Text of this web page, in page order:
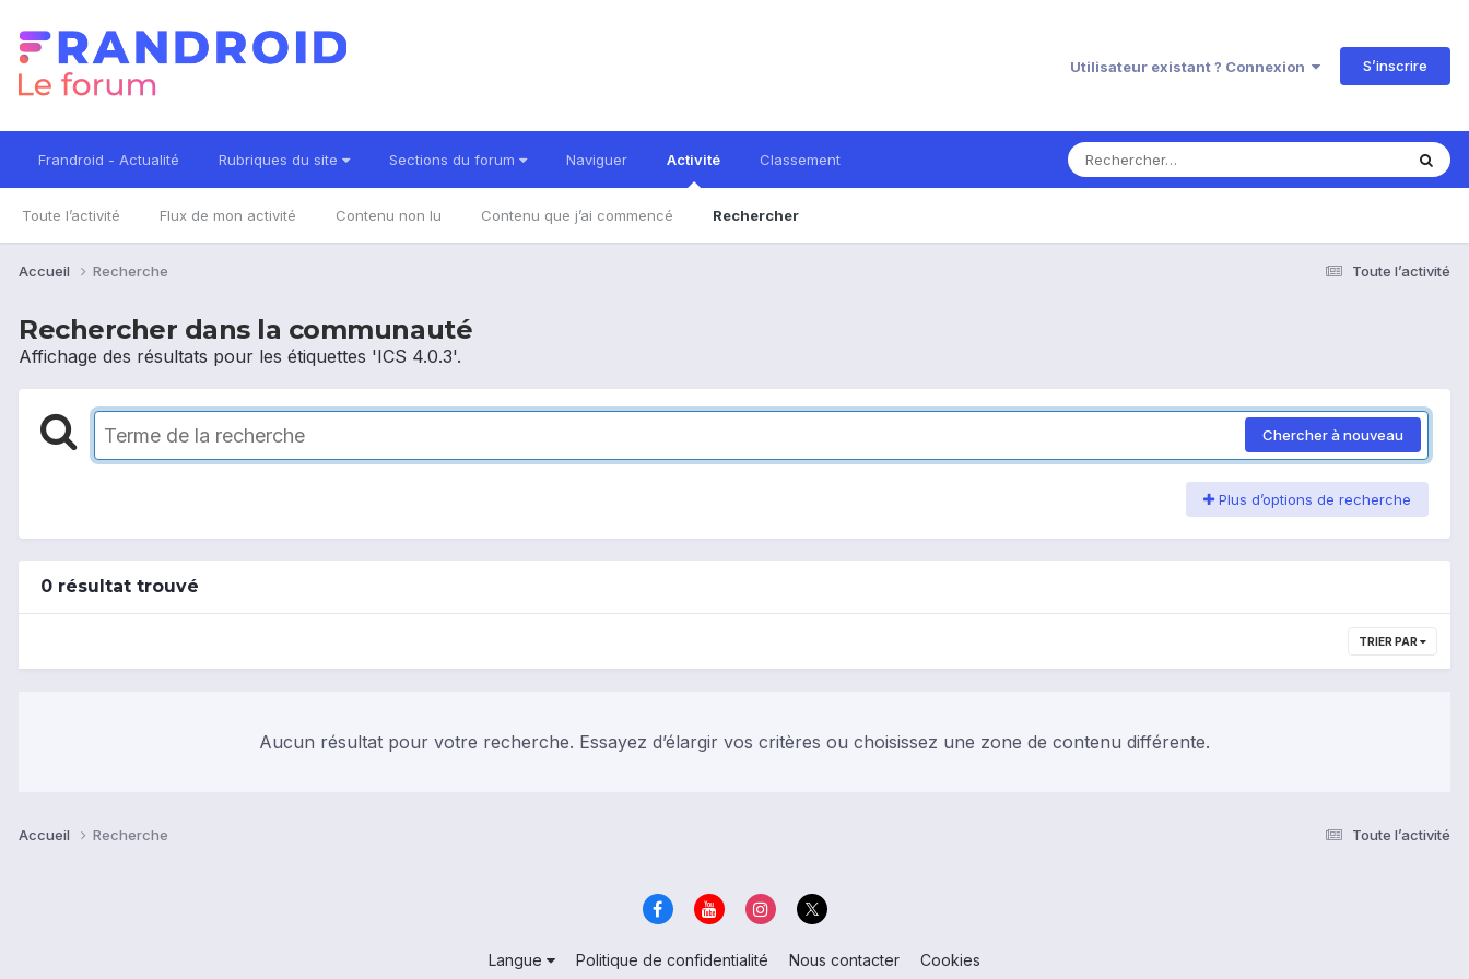
Utilisateur existant ? Connexion S’inscrire
Frandroid - Actualité Rubriques du site Sections du forum Naviguer Activité
Toute l’activité Flux de mon activité Contenu non lu Contenu que j’ai commencé Rechercher
Classement
Toute l’activité
Accueil Recherche
Rechercher dans la communauté
Affichage des résultats pour les étiquettes 'ICS 4.0.3'.
Chercher à nouveau
Plus d’options de recherche
0 résultat trouvé
TRIER PAR
Aucun résultat pour votre recherche. Essayez d’élargir vos critères ou choisissez une zone de contenu différente.
Toute l’activité
Accueil Recherche
Langue Politique de confidentialité Nous contacter Cookies